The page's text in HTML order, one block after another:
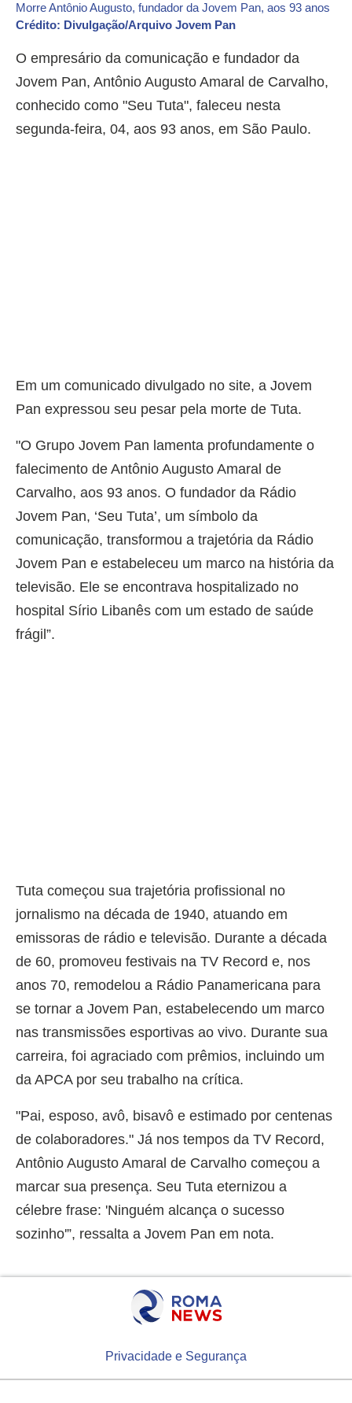
Morre Antônio Augusto, fundador da Jovem Pan, aos 93 anos
Crédito: Divulgação/Arquivo Jovem Pan
O empresário da comunicação e fundador da
Jovem Pan, Antônio Augusto Amaral de Carvalho,
conhecido como "Seu Tuta", faleceu nesta
segunda-feira, 04, aos 93 anos, em São Paulo.
Em um comunicado divulgado no site, a Jovem
Pan expressou seu pesar pela morte de Tuta.
"O Grupo Jovem Pan lamenta profundamente o
falecimento de Antônio Augusto Amaral de
Carvalho, aos 93 anos. O fundador da Rádio
Jovem Pan, ‘Seu Tuta’, um símbolo da
comunicação, transformou a trajetória da Rádio
Jovem Pan e estabeleceu um marco na história da
televisão. Ele se encontrava hospitalizado no
hospital Sírio Libanês com um estado de saúde
frágil”.
Tuta começou sua trajetória profissional no
jornalismo na década de 1940, atuando em
emissoras de rádio e televisão. Durante a década
de 60, promoveu festivais na TV Record e, nos
anos 70, remodelou a Rádio Panamericana para
se tornar a Jovem Pan, estabelecendo um marco
nas transmissões esportivas ao vivo. Durante sua
carreira, foi agraciado com prêmios, incluindo um
da APCA por seu trabalho na crítica.
"Pai, esposo, avô, bisavô e estimado por centenas
de colaboradores." Já nos tempos da TV Record,
Antônio Augusto Amaral de Carvalho começou a
marcar sua presença. Seu Tuta eternizou a
célebre frase: 'Ninguém alcança o sucesso
sozinho'”, ressalta a Jovem Pan em nota.
Privacidade e Segurança